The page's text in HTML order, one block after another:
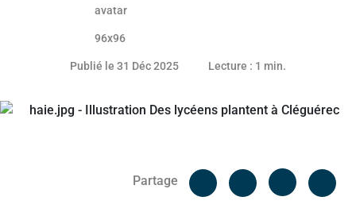
Publié le 31 Déc 202501 janvier 2026
Lecture : 1 min.
Partage
Facebook